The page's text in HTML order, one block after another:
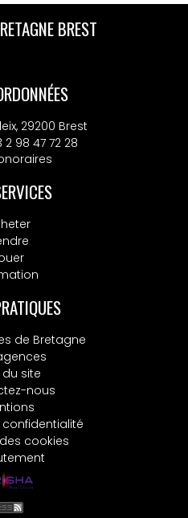
BREST
29200 Brest
2 98 47 72 28
GUILERS
29820 GUILERS
2 98 36 40 20
de Bretagne
du site
nous
cookies